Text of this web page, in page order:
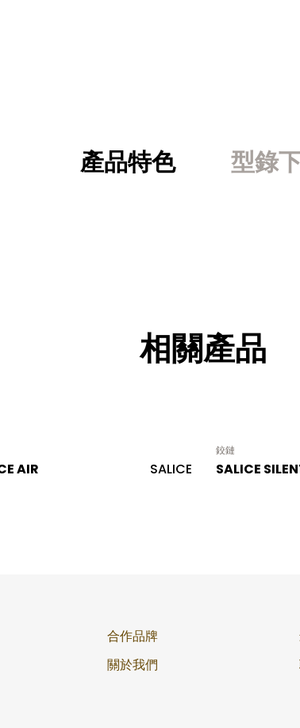
產品特色 型錄
相關產品
AIR SALICE
鉸鏈
SALICE
合作品牌
關於我們